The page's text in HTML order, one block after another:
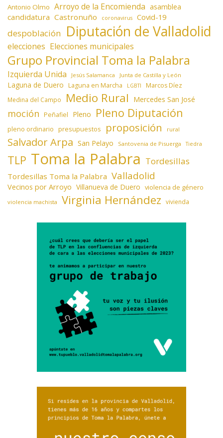
Antonio Olmo Arroyo de la Encomienda asamblea
candidatura Castronuño coronavirus Covid-19
despoblación Diputación de Valladolid
elecciones Elecciones municipales
Grupo Provincial Toma la Palabra
Izquierda Unida Jesús Salamanca Junta de Castilla y León
Laguna de Duero Laguna en Marcha LGBTI Marcos Díez
Medina del Campo Medio Rural Mercedes San José
moción Peñafiel Pleno Pleno Diputación
pleno ordinario presupuestos proposición rural
Salvador Arpa San Pelayo Santovenia de Pisuerga Tiedra
TLP Toma la Palabra Tordesillas
Tordesillas Toma la Palabra Valladolid
Vecinos por Arroyo Villanueva de Duero violencia de género
violencia machista Virginia Hernández vivienda